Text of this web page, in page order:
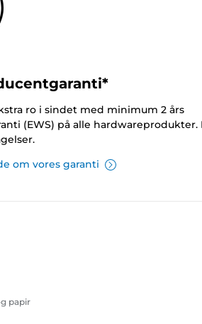
ro i sindet med minimum 2 års
(EWS) på alle hardwareprodukter.
om vores garanti
papir